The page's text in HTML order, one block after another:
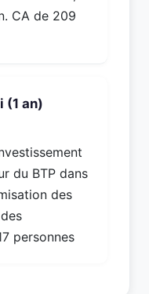
CA de 209
(1 an)
du BTP dans
des
personnes